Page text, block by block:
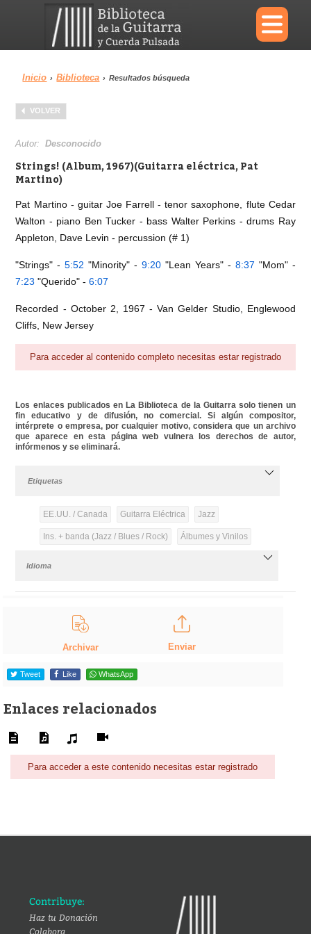
×
Menu
Biblioteca
Área personal Reproductor
Inicio › Biblioteca › Resultados búsqueda
VOLVER
Autor:Desconocido
Strings! (Album, 1967)(Guitarra eléctrica, Pat
Martino)
Pat Martino - guitar Joe Farrell - tenor saxophone, flute Cedar
Walton - piano Ben Tucker - bass Walter Perkins - drums Ray
Appleton, Dave Levin - percussion (# 1)
"Strings" -5:52 "Minority" -9:20 "Lean Years" - 8:37 "Mom" -
7:23 "Querido" -6:07
Recorded - October 2, 1967 - Van Gelder Studio, Englewood
Cliffs, New Jersey
Para acceder al contenido completo necesitas estar registrado
Los enlaces publicados en La Biblioteca de la Guitarra solo tienen un
fin educativo y de difusión, no comercial. Si algún compositor,
intérprete o empresa, por cualquier motivo, considera que un archivo
que aparece en esta página web vulnera los derechos de autor,
infórmenos y se eliminará.
Etiquetas
EE.UU. / Canada Guitarra Eléctrica Jazz
Ins. + banda (Jazz / Blues / Rock) Álbumes y Vinilos
Idioma
Archivar Enviar
Tweet Like WhatsApp
Enlaces relacionados
Para acceder a este contenido necesitas estar registrado
Contribuye:
Haz tu Donación
Colabora